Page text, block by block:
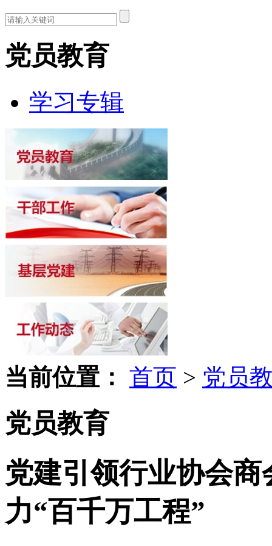
党员教育
学习专辑
当前位置： 首页 > 党员
党员教育
党建引领行业协会
力“百千万工程”